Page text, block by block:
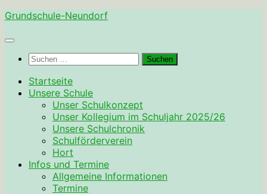
Zum
springen
Grundschule-Neundorf
Suchen
Startseite
Unsere Schule
Unser Schulkonzept
Unser Kollegium im Schuljahr 2025/26
Unsere Schulchronik
Schulförderverein
Hort
Infos und Termine
Allgemeine Informationen
Termine